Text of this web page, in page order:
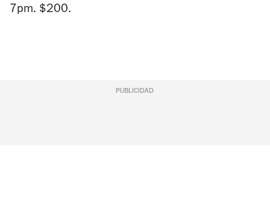
7pm. $200.
PUBLICIDAD